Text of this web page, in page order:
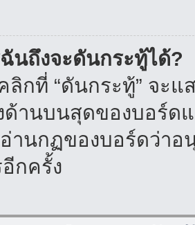
นถึงจะดันกระทู้ได้?
กที่ “ดันกระทู้” จะ
ด้านบนสุดของบอร์ด
านกฏของบอร์ดว่า
กครั้ง